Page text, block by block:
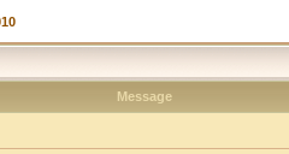
Message